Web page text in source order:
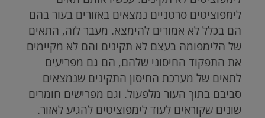
לימפוציטים סרטניים נמצאים באזורים בעור בהם
הם בכלל לא אמורים להימצא. מעבר לזה, התאים
של הלימפומה בעצם לא תקינים והם לא מקיימים
את התפקוד החיסוני שלהם, הם גם מפריעים
לתאים של מערכת החיסון התקינים שנמצאים
סביבם בתוך העור מלפעול. וגם מפרישים חומרים
שונים שקוראים לעוד לימפוציטים להגיע לאזור.